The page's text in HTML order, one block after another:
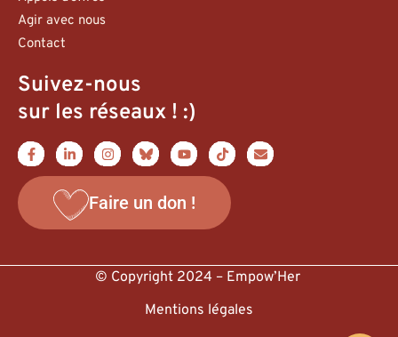
Agir avec nous
Contact
Suivez-nous
sur les réseaux ! :)
Faire un don !
© Copyright 2024 – Empow’Her
Mentions légales